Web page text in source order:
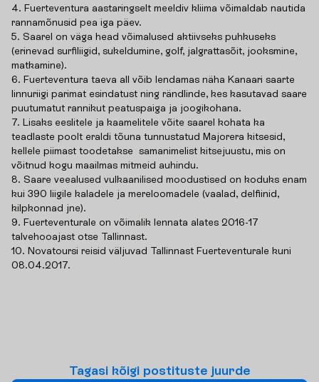
4. Fuerteventura aastaringselt meeldiv kliima võimaldab nautida
rannamõnusid pea iga päev.
5. Saarel on väga head võimalused aktiivseks puhkuseks
(erinevad surfiliigid, sukeldumine, golf, jalgrattasõit, jooksmine,
matkamine).
6. Fuerteventura taeva all võib lendamas näha Kanaari saarte
linnuriigi parimat esindatust ning rändlinde, kes kasutavad saare
puutumatut rannikut peatuspaiga ja joogikohana.
7. Lisaks eeslitele ja kaamelitele võite saarel kohata ka
teadlaste poolt eraldi tõuna tunnustatud Majorera kitsesid,
kellele piimast toodetakse samanimelist kitsejuustu, mis on
võitnud kogu maailmas mitmeid auhindu.
8. Saare veealused vulkaanilised moodustised on koduks enam
kui 390 liigile kaladele ja mereloomadele (vaalad, delfiinid,
kilpkonnad jne).
9. Fuerteventurale on võimalik lennata alates 2016-17
talvehooajast otse Tallinnast.
10. Novatoursi reisid väljuvad Tallinnast Fuerteventurale kuni
08.04.2017.
Tagasi kõigi postituste juurde